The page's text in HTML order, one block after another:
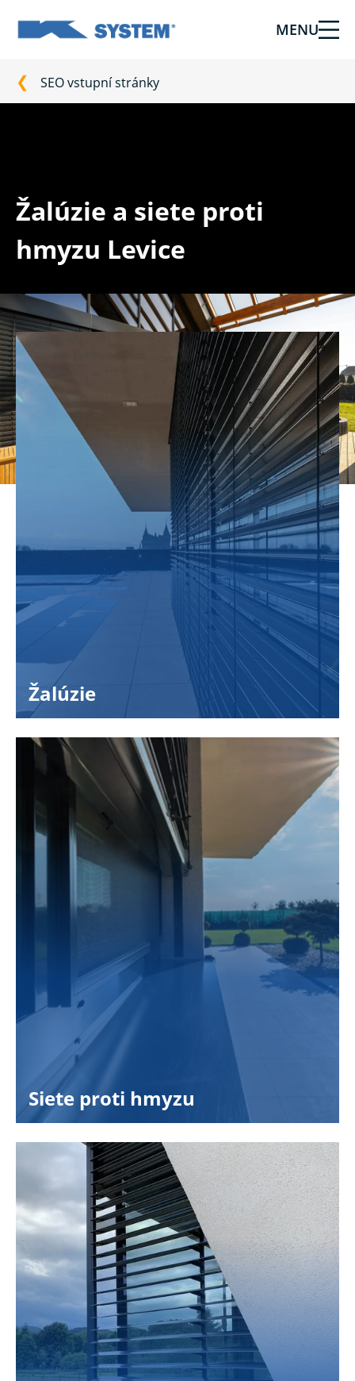
Tieniaca
pre
vašu
MENU
SEO vstupní stránky
Žalúzie a siete proti
hmyzu Levice
Žalúzie
Siete proti hmyzu